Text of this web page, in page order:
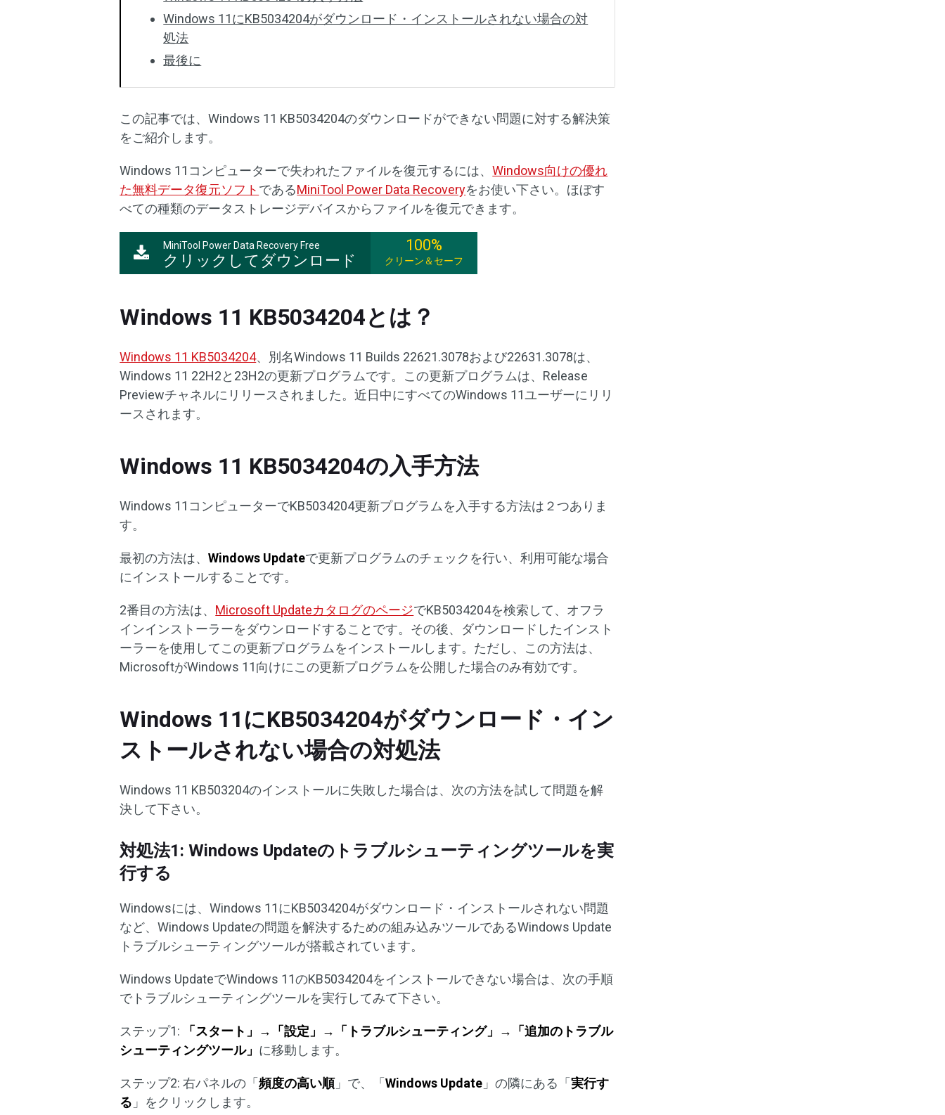
Windows 11にKB5034204がダウンロード・インストールされない場合の対
処法
最後に
この記事では、Windows 11 KB5034204のダウンロードができない問題に対する解決策
をご紹介します。
Windows 11コンピューターで失われたファイルを復元するには、Windows向けの優れ
た無料データ復元ソフト であるMiniTool Power Data Recoveryをお使い下さい。ほぼす
べての種類のデータストレージデバイスからファイルを復元できます。
MiniTool Power Data Recovery Free
クリックしてダウンロード
100%
クリーン＆セーフ
Windows 11 KB5034204とは？
Windows 11 KB5034204、別名Windows 11 Builds 22621.3078および22631.3078は、
Windows 11 22H2と23H2の更新プログラムです。この更新プログラムは、Release
Previewチャネルにリリースされました。近日中にすべてのWindows 11ユーザーにリリ
ースされます。
Windows 11 KB5034204の入手方法
Windows 11コンピューターでKB5034204更新プログラムを入手する方法は２つありま
す。
最初の方法は、Windows Updateで更新プログラムのチェックを行い、利用可能な場合
にインストールすることです。
2番目の方法は、 Microsoft UpdateカタログのページでKB5034204を検索して、オフラ
インインストーラーをダウンロードすることです。その後、ダウンロードしたインスト
ーラーを使用してこの更新プログラムをインストールします。ただし、この方法は、
MicrosoftがWindows 11向けにこの更新プログラムを公開した場合のみ有効です。
Windows 11にKB5034204がダウンロード・イン
ストールされない場合の対処法
Windows 11 KB503204のインストールに失敗した場合は、次の方法を試して問題を解
決して下さい。
対処法1: Windows Updateのトラブルシューティングツールを実
行する
Windowsには、Windows 11にKB5034204がダウンロード・インストールされない問題
など、Windows Updateの問題を解決するための組み込みツールであるWindows Update
トラブルシューティングツールが搭載されています。
Windows UpdateでWindows 11のKB5034204をインストールできない場合は、次の手順
でトラブルシューティングツールを実行してみて下さい。
ステップ1:
「スタート」→「設定」→「トラブルシューティング」→「追加のトラブル
シューティングツール」 に移動します。
ステップ2: 右パネルの「頻度の高い順」で、「Windows Update 」の隣にある「実行す
る 」をクリックします。